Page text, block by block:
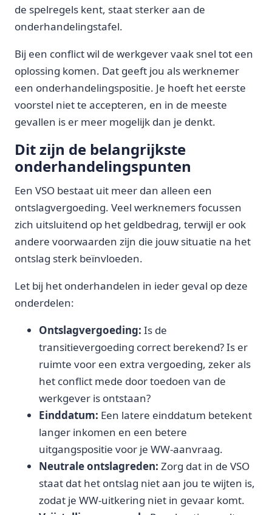
de spelregels kent, staat sterker aan de
onderhandelingstafel.
Bij een conflict wil de werkgever vaak snel tot een
oplossing komen. Dat geeft jou als werknemer
een onderhandelingspositie. Je hoeft het eerste
voorstel niet te accepteren, en in de meeste
gevallen is er meer mogelijk dan je denkt.
Dit zijn de belangrijkste
onderhandelingspunten
Een VSO bestaat uit meer dan alleen een
ontslagvergoeding. Veel werknemers focussen
zich uitsluitend op het geldbedrag, terwijl er ook
andere voorwaarden zijn die jouw situatie na het
ontslag sterk beïnvloeden.
Let bij het onderhandelen in ieder geval op deze
onderdelen:
Ontslagvergoeding: Is de
transitievergoeding correct berekend? Is er
ruimte voor een extra vergoeding, zeker als
het conflict mede door toedoen van de
werkgever is ontstaan?
Einddatum: Een latere einddatum betekent
langer inkomen en een betere
uitgangspositie voor je WW-aanvraag.
Neutrale ontslagreden: Zorg dat in de VSO
staat dat het ontslag niet aan jou te wijten is,
zodat je WW-uitkering niet in gevaar komt.